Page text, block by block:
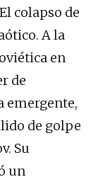
colapso de
A la
en
de
emergente,
de golpe
Su
un